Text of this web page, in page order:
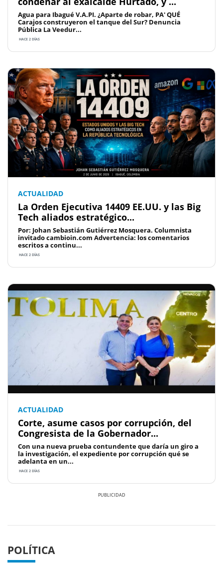
Agua para Ibagué V.A.PI. ¿Aparte de robar, PA' QUÉ
Carajos construyeron el tanque del Sur? Denuncia
Pública La Veedur...
HACE 2 DÍAS
ACTUALIDAD
La Orden Ejecutiva 14409 EE.UU. y las Big
Tech aliados estratégico...
Por: Johan Sebastián Gutiérrez Mosquera. Columnista
invitado cambioin.com Advertencia: los comentarios
escritos a continu...
HACE 2 DÍAS
ACTUALIDAD
Corte, asume casos por corrupción, del
Congresista de la Gobernador...
Con una nueva prueba contundente que daría un giro a
la investigación, el expediente por corrupción qué se
adelanta en un...
HACE 2 DÍAS
POLÍTICA